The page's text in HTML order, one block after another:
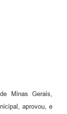
Minas Gerais,
aprovou, e